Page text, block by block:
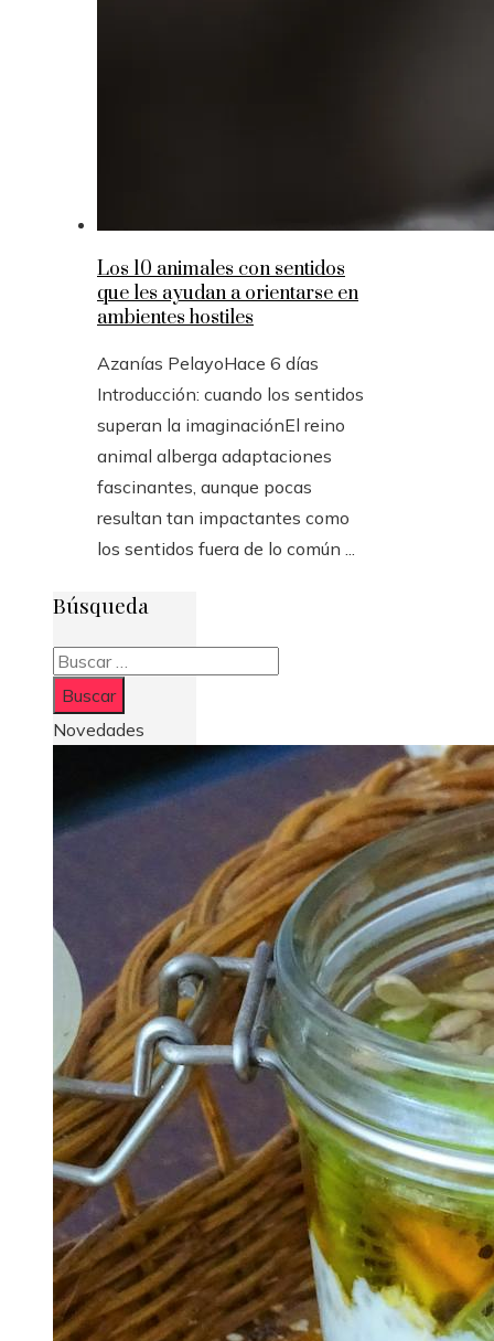
Los 10 animales con sentidos
que les ayudan a orientarse en
ambientes hostiles
Azanías PelayoHace 6 días
Introducción: cuando los sentidos
superan la imaginaciónEl reino
animal alberga adaptaciones
fascinantes, aunque pocas
resultan tan impactantes como
los sentidos fuera de lo común ...
Búsqueda
Buscar:
Novedades